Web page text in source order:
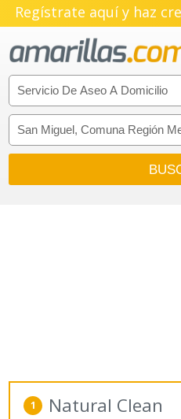
Regístrate aquí y haz
1 Natural Clean